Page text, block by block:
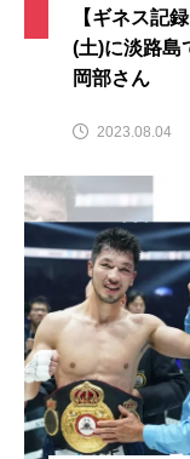
日本代表
歴史
練習 習い事
腕 腕立て伏
自動車 言
選手 選手
金額 開会
【ギネス記
(土)に淡路島
岡部さん
2023.08.04